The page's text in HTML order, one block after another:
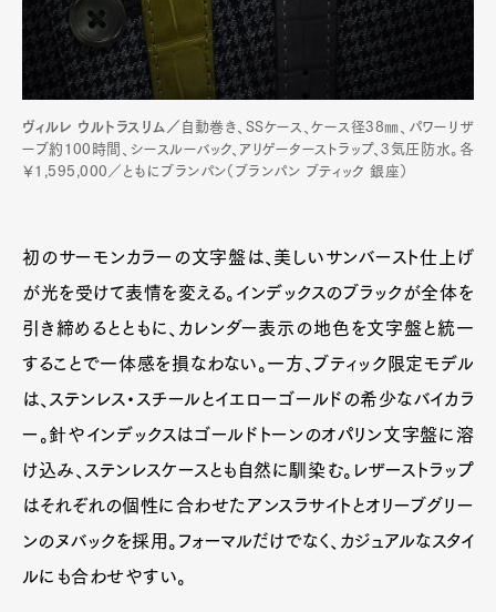
ヴィルレ ウルトラスリム／ 自動巻き、SSケース、ケース径38㎜、パワーリザ
ーブ約100時間、シースルーバック、アリゲーターストラップ、3気圧防水。各
￥1,595,000／ともにブランパン（ブランパン ブティック 銀座）
初のサーモンカラーの文字盤は、美しいサンバースト仕上げ
が光を受けて表情を変える。インデックスのブラックが全体を
引き締めるとともに、カレンダー表示の地色を文字盤と統一
することで一体感を損なわない。一方、ブティック限定モデル
は、ステンレス・スチールとイエローゴールドの希少なバイカラ
ー。針やインデックスはゴールドトーンのオパリン文字盤に溶
け込み、ステンレスケースとも自然に馴染む。レザーストラップ
はそれぞれの個性に合わせたアンスラサイトとオリーブグリー
ンのヌバックを採用。フォーマルだけでなく、カジュアルなスタイ
ルにも合わせやすい。